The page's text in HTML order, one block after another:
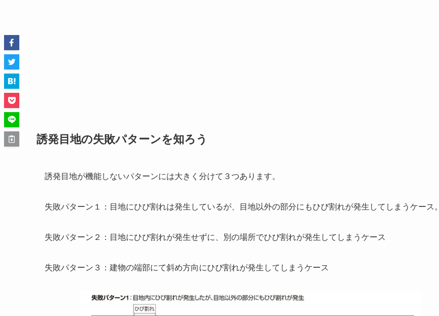
誘発目地の失敗パターンを知ろう
誘発目地が機能しないパターンには大きく分けて３つあります。
失敗パターン１：目地にひび割れは発生しているが、目地以外の部分にもひび割れが発生してしまうケース。
失敗パターン２：目地にひび割れが発生せずに、別の場所でひび割れが発生してしまうケース
失敗パターン３：建物の端部にて斜め方向にひび割れが発生してしまうケース